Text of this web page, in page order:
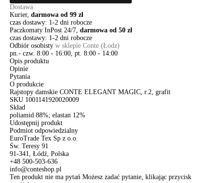
Dostawa
Kurier, darmowa od 99 zł
czas dostawy: 1-2 dni robocze
Paczkomaty InPost 24/7, darmowa od 50 zł
czas dostawy: 1-2 dni robocze
Odbiór osobisty w sklepie Conte (Łodz)
pn.- czw. 8:00 - 16:00, pt. 8:00 - 14:00
Opis produktu
Opinie
Pytania
O produkcie
Rajstopy damskie CONTE ELEGANT MAGIC, r.2, grafit
SKU 1001141920020009
Skład
poliamid 88%; elastan 12%
Udostępnij produkt
Podmiot odpowiedzialny
EuroTrade Tex Sp z o.o.
Św. Teresy 91
91-341, Łódź, Polska
+48 500-503-636
info@conteshop.pl
Ten produkt nie ma pytań Możesz zadać pytanie, klikając przycisk